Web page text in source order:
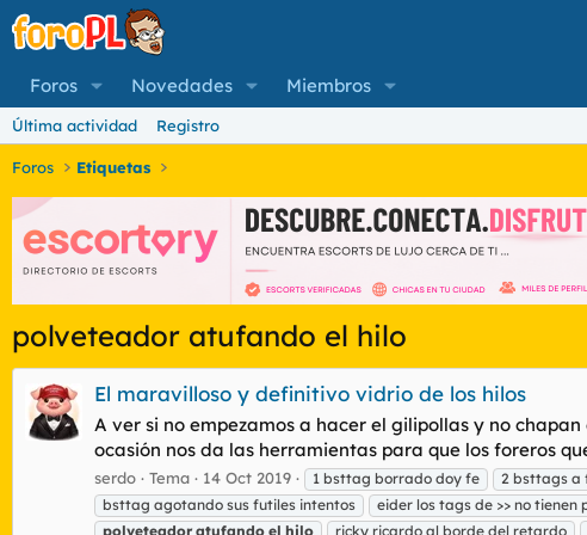
Foros Novedades Miembros
Última actividad Registro
Foros Etiquetas
polveteador atufando el hilo
El maravilloso y definitivo vidrio de los hilos
A ver si no empezamos a hacer el gilipollas y no
ocasión nos da las herramientas para que los foreros
serdo Tema 14 Oct 2019 1 bsttag borrado doy fe 2 bsttags a
bsttag agotando sus futiles intentos
eider los tags de >> no tienen
polveteador atufando el hilo ricky ricardo al borde del retardo